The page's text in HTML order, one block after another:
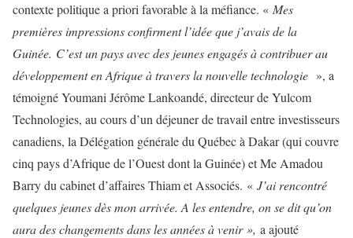
contexte politique a priori favorable à la méfiance. « Mes
premières impressions confirment l’idée que j’avais de la
Guinée. C’est un pays avec des jeunes engagés à contribuer au
développement en Afrique à travers la nouvelle technologie », a
témoigné Youmani Jérôme Lankoandé, directeur de Yulcom
Technologies, au cours d’un déjeuner de travail entre investisseurs
canadiens, la Délégation générale du Québec à Dakar (qui couvre
cinq pays d’Afrique de l’Ouest dont la Guinée) et Me Amadou
Barry du cabinet d’affaires Thiam et Associés. « J’ai rencontré
quelques jeunes dès mon arrivée. A les entendre, on se dit qu’on
aura des changements dans les années à venir », a ajouté